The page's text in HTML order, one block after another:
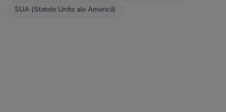
SUA (Statele Unite ale Americii)